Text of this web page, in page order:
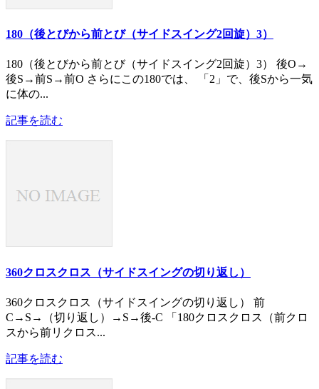
180（後とびから前とび（サイドスイング2回旋）3）
180（後とびから前とび（サイドスイング2回旋）3） 後O→
後S→前S→前O さらにこの180では、 「2」で、後Sから一気
に体の...
記事を読む
360クロスクロス（サイドスイングの切り返し）
360クロスクロス（サイドスイングの切り返し） 前
C→S→（切り返し）→S→後-C 「180クロスクロス（前クロ
スから前リクロス...
記事を読む